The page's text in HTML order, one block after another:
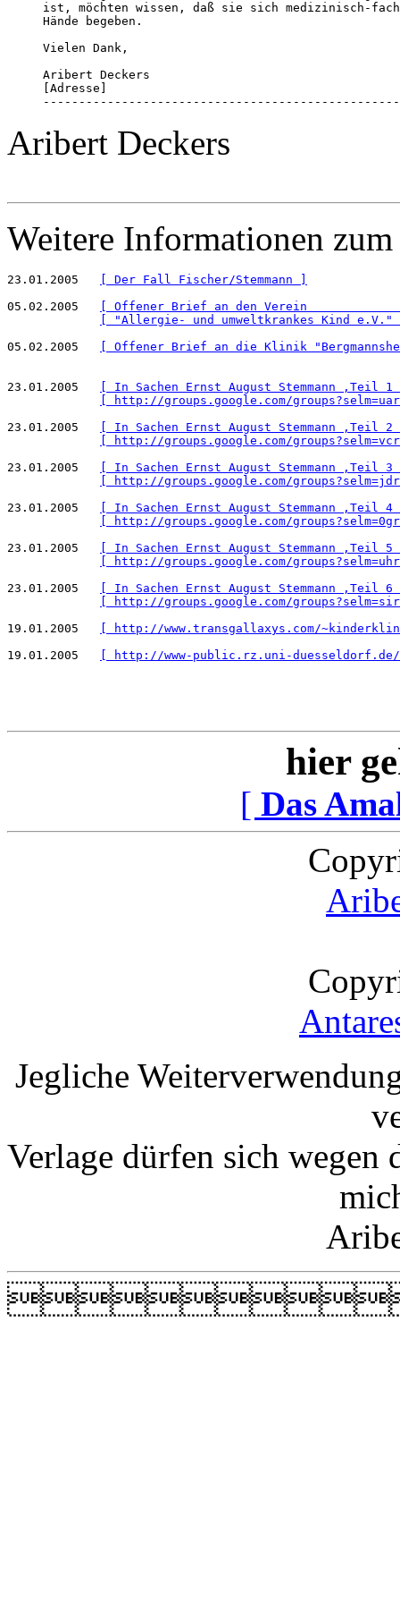
ist, möchten wissen, daß sie sich medizinisch-
Hände begeben.
Vielen Dank,
Aribert Deckers
[Adresse]
Aribert Deckers
Weitere Informationen
23.01.2005
[ Der Fall Fischer/Stemmann ]
05.02.2005
[ Offener Brief an den Verein
[ "Allergie- und umweltkrankes Kind
05.02.2005
[ Offener Brief an die Klinik
23.01.2005
[ In Sachen Ernst August
[ http://groups.google.com/
23.01.2005
[ In Sachen Ernst August
[ http://groups.google.com/
23.01.2005
[ In Sachen Ernst August
[ http://groups.google.com/
23.01.2005
[ In Sachen Ernst August
[ http://groups.google.com/
23.01.2005
[ In Sachen Ernst August
[ http://groups.google.com/
23.01.2005
[ In Sachen Ernst August
[ http://groups.google.com/
19.01.2005
[ http://www.transgallaxys.com/
19.01.2005
[ http://www-public.rz.uni-
hier
[ Das
Jegliche
Verlage dürfen sich wegen